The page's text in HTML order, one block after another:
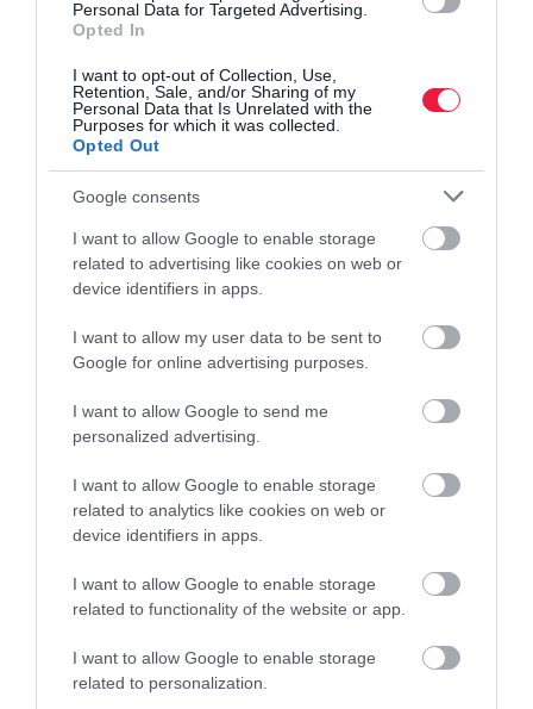
Personal Data for Targeted Advertising.
Opted In
I want to opt-out of Collection, Use,
Retention, Sale, and/or Sharing of my
Personal Data that Is Unrelated with the
Purposes for which it was collected.
Opted Out
Google consents
I want to allow Google to enable storage
related to advertising like cookies on web or
device identifiers in apps.
I want to allow my user data to be sent to
Google for online advertising purposes.
I want to allow Google to send me
personalized advertising.
I want to allow Google to enable storage
related to analytics like cookies on web or
device identifiers in apps.
I want to allow Google to enable storage
related to functionality of the website or app.
I want to allow Google to enable storage
related to personalization.
INNOVÁCIÓ